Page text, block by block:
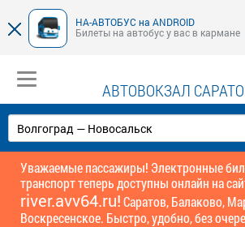
НА-АВТОБУС на ANDROID
Билеты на автобус у вас в кармане
АВТОВОКЗАЛ
Уважаемые пассажиры! Электронные
транспорт теперь доступны онлайн на
river.avv64.ru!Саратов, Балаково,
Воскресенское. Быстро, удобно, без